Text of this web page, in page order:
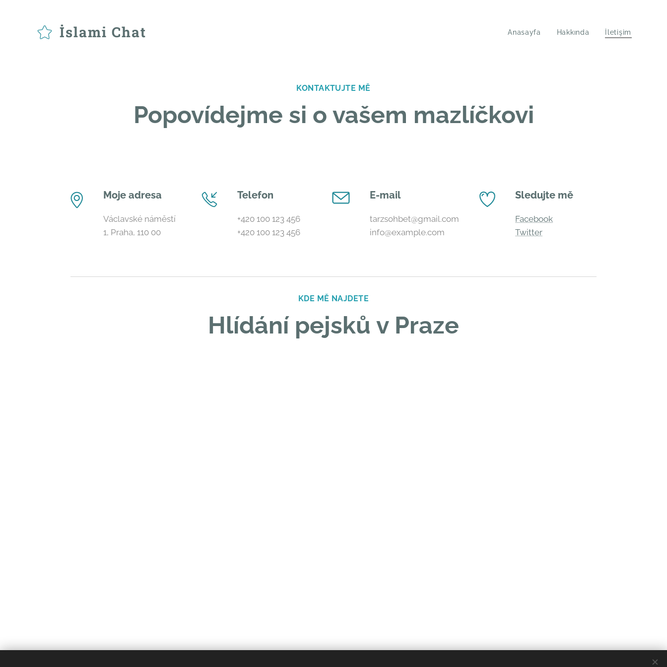
İslami Chat Anasayfa Hakkında İletişim
KONTAKTUJTE MĚ
Popovídejme si o vašem mazlíčkovi
Moje adresa
Václavské náměstí
1, Praha, 110 00
Telefon
+420 100 123 456
+420 100 123 456
E-mail
tarzsohbet@gmail.com
info@example.com
Sledujte mě
Facebook
Twitter
KDE MĚ NAJDETE
Hlídání pejsků v Praze